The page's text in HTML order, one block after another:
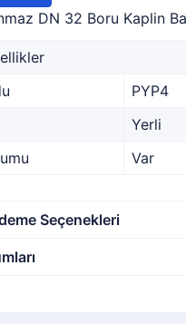
DN 32 Boru Kaplin
PYP4
Yerli
Var
Seçenekleri